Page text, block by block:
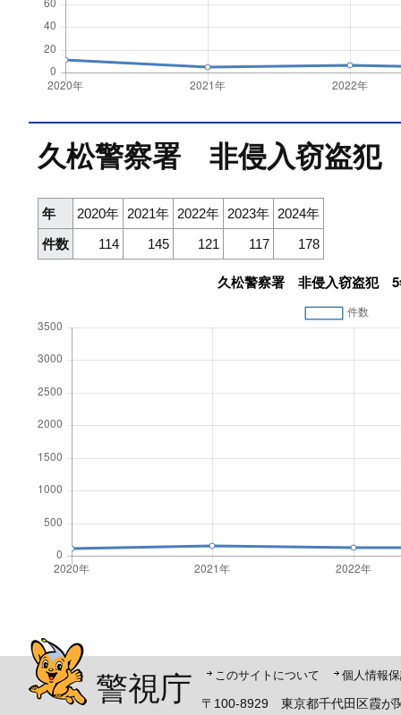
久松警察署 非侵入窃盗犯
年 2020年 2021年 2022年 2023年 2024年
件数
114 145 121 117 178
警視庁 このサイトについて 個人情報
〒100-8929 東京都千代田区霞が